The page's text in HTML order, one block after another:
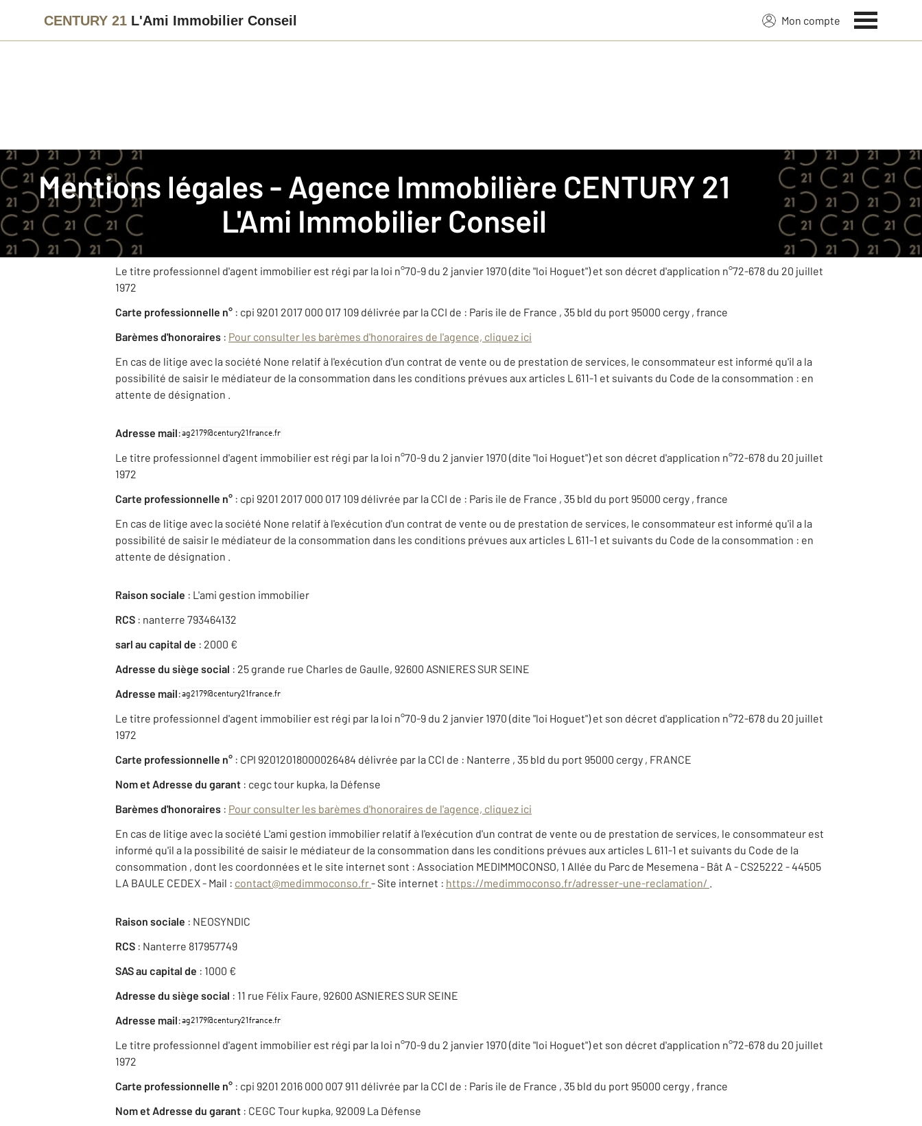
CENTURY 21 L'Ami Immobilier Conseil Mon compte
Mentions légales - Agence Immobilière CENTURY 21
L'Ami Immobilier Conseil
La société
Nom commercial: CENTURY 21 L'Ami Immobilier Conseil
Téléphone
Adresse mail
Le titre professionnel d'agent immobilier est régi par la loi n°70-9 du 2 janvier 1970 (dite "loi Hoguet") et son décret d'application n°72-678 du 20 juillet
1972
Carte professionnelle n° : cpi 9201 2017 000 017 109 délivrée par la CCI de : Paris ile de France , 35 bld du port 95000 cergy , france
Barèmes d'honoraires : Pour consulter les barèmes d'honoraires de l'agence, cliquez ici
En cas de litige avec la société None relatif à l'exécution d'un contrat de vente ou de prestation de services, le consommateur est informé qu'il a la
possibilité de saisir le médiateur de la consommation dans les conditions prévues aux articles L 611-1 et suivants du Code de la consommation : en
attente de désignation .
Adresse mail:
Le titre professionnel d'agent immobilier est régi par la loi n°70-9 du 2 janvier 1970 (dite "loi Hoguet") et son décret d'application n°72-678 du 20 juillet
1972
Carte professionnelle n° : cpi 9201 2017 000 017 109 délivrée par la CCI de : Paris ile de France , 35 bld du port 95000 cergy , france
En cas de litige avec la société None relatif à l'exécution d'un contrat de vente ou de prestation de services, le consommateur est informé qu'il a la
possibilité de saisir le médiateur de la consommation dans les conditions prévues aux articles L 611-1 et suivants du Code de la consommation : en
attente de désignation .
Raison sociale : L'ami gestion immobilier
RCS : nanterre 793464132
sarl au capital de : 2000 €
Adresse du siège social : 25 grande rue Charles de Gaulle, 92600 ASNIERES SUR SEINE
Adresse mail:
Le titre professionnel d'agent immobilier est régi par la loi n°70-9 du 2 janvier 1970 (dite "loi Hoguet") et son décret d'application n°72-678 du 20 juillet
1972
Carte professionnelle n° : CPI 92012018000026484 délivrée par la CCI de : Nanterre , 35 bld du port 95000 cergy , FRANCE
Nom et Adresse du garant : cegc tour kupka, la Défense
Barèmes d'honoraires : Pour consulter les barèmes d'honoraires de l'agence, cliquez ici
En cas de litige avec la société L'ami gestion immobilier relatif à l'exécution d'un contrat de vente ou de prestation de services, le consommateur est
informé qu'il a la possibilité de saisir le médiateur de la consommation dans les conditions prévues aux articles L 611-1 et suivants du Code de la
consommation , dont les coordonnées et le site internet sont : Association MEDIMMOCONSO, 1 Allée du Parc de Mesemena - Bât A - CS25222 - 44505
LA BAULE CEDEX - Mail : contact@medimmoconso.fr- Site internet : https://medimmoconso.fr/adresser-une-reclamation/
Raison sociale : NEOSYNDIC
RCS : Nanterre 817957749
SAS au capital de : 1000 €
Adresse du siège social : 11 rue Félix Faure, 92600 ASNIERES SUR SEINE
Adresse mail:
Le titre professionnel d'agent immobilier est régi par la loi n°70-9 du 2 janvier 1970 (dite "loi Hoguet") et son décret d'application n°72-678 du 20 juillet
1972
Carte professionnelle n° : cpi 9201 2016 000 007 911 délivrée par la CCI de : Paris ile de France , 35 bld du port 95000 cergy , france
Nom et Adresse du garant : CEGC Tour kupka, 92009 La Défense